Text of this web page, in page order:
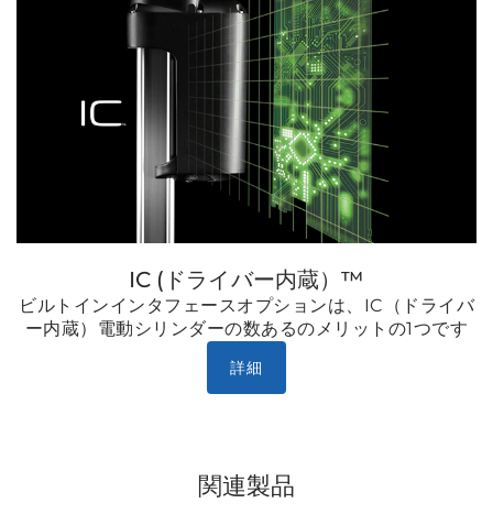
IC (ドライバー内蔵）™
ビルトインインタフェースオプションは、IC（ドライバ
ー内蔵）電動シリンダーの数あるのメリットの1つです
詳細
関連製品